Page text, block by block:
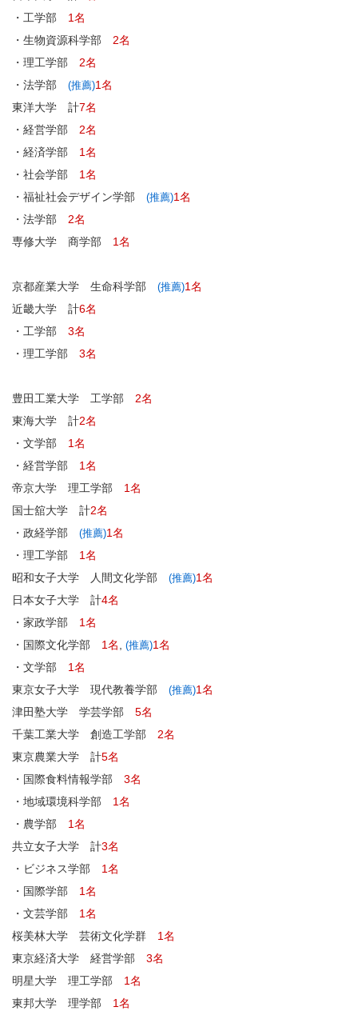
・工学部 1名
・生物資源科学部 2名
・理工学部 2名
・法学部 (推薦)1名
東洋大学 計7名
・経営学部 2名
・経済学部 1名
・社会学部 1名
・福祉社会デザイン学部 (推薦)1名
・法学部 2名
専修大学 商学部 1名
京都産業大学 生命科学部 (推薦)1名
近畿大学 計6名
・工学部 3名
・理工学部 3名
豊田工業大学 工学部 2名
東海大学 計2名
・文学部 1名
・経営学部 1名
帝京大学 理工学部 1名
国士舘大学 計2名
・政経学部 (推薦)1名
・理工学部 1名
昭和女子大学 人間文化学部 (推薦)1名
日本女子大学 計4名
・家政学部 1名
・国際文化学部 1名, (推薦)1名
・文学部 1名
東京女子大学 現代教養学部 (推薦)1名
津田塾大学 学芸学部 5名
千葉工業大学 創造工学部 2名
東京農業大学 計5名
・国際食料情報学部 3名
・地域環境科学部 1名
・農学部 1名
共立女子大学 計3名
・ビジネス学部 1名
・国際学部 1名
・文芸学部 1名
桜美林大学 芸術文化学群 1名
東京経済大学 経営学部 3名
明星大学 理工学部 1名
東邦大学 理学部 1名